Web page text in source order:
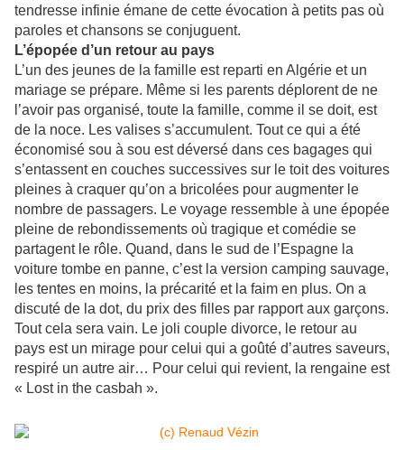
tendresse infinie émane de cette évocation à petits pas où
paroles et chansons se conjuguent.
L’épopée d’un retour au pays
L’un des jeunes de la famille est reparti en Algérie et un
mariage se prépare. Même si les parents déplorent de ne
l’avoir pas organisé, toute la famille, comme il se doit, est
de la noce. Les valises s’accumulent. Tout ce qui a été
économisé sou à sou est déversé dans ces bagages qui
s’entassent en couches successives sur le toit des voitures
pleines à craquer qu’on a bricolées pour augmenter le
nombre de passagers. Le voyage ressemble à une épopée
pleine de rebondissements où tragique et comédie se
partagent le rôle. Quand, dans le sud de l’Espagne la
voiture tombe en panne, c’est la version camping sauvage,
les tentes en moins, la précarité et la faim en plus. On a
discuté de la dot, du prix des filles par rapport aux garçons.
Tout cela sera vain. Le joli couple divorce, le retour au
pays est un mirage pour celui qui a goûté d’autres saveurs,
respiré un autre air… Pour celui qui revient, la rengaine est
« Lost in the casbah ».